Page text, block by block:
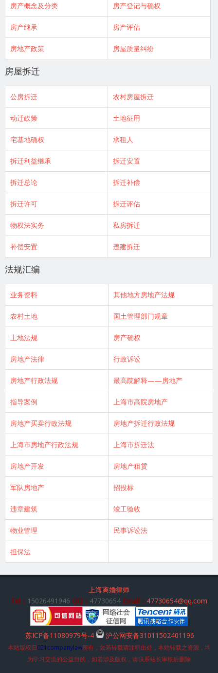
房产概念及分类 房产登记与确权
房产继承 房产评估
房地产政策 房屋质量纠纷
房屋拆迁
公房拆迁 农村房屋拆迁
动迁政策 土地征用
宅基地确权 承租人
拆迁利益继承 拆迁安置
拆迁总论 拆迁补偿
拆迁许可 拆迁评估
物权法实务 私房拆迁
补偿安置 违建拆迁
法规汇编
业务资料 其他地方房地产法规
农村土地 国土管理部门规章
土地法规 房产确权
房地产法律 行政诉讼
房地产行政法规 最高院解释——房地产
指导案例 上海市高院房地产
房地产买卖行政法规 房地产拆迁行政法规
上海市房地产行政法规 上海市拆迁法
房地产开发 房地产租赁
军队房地产 招投标
违章建筑 竣工验收
物业管理 民事诉讼法
担保法
上海离婚律师
Tel： 15026491946 QQ： 47730654 Email： 47730654@qq.com
苏ICP备11080979号-4 沪公网安备31011502401196
本站版权归021companylaw所有，如若转载请注明出处，本站转载之资源，均
为学习交流的公益目的，如若涉及版权，请联系站长审核后删除